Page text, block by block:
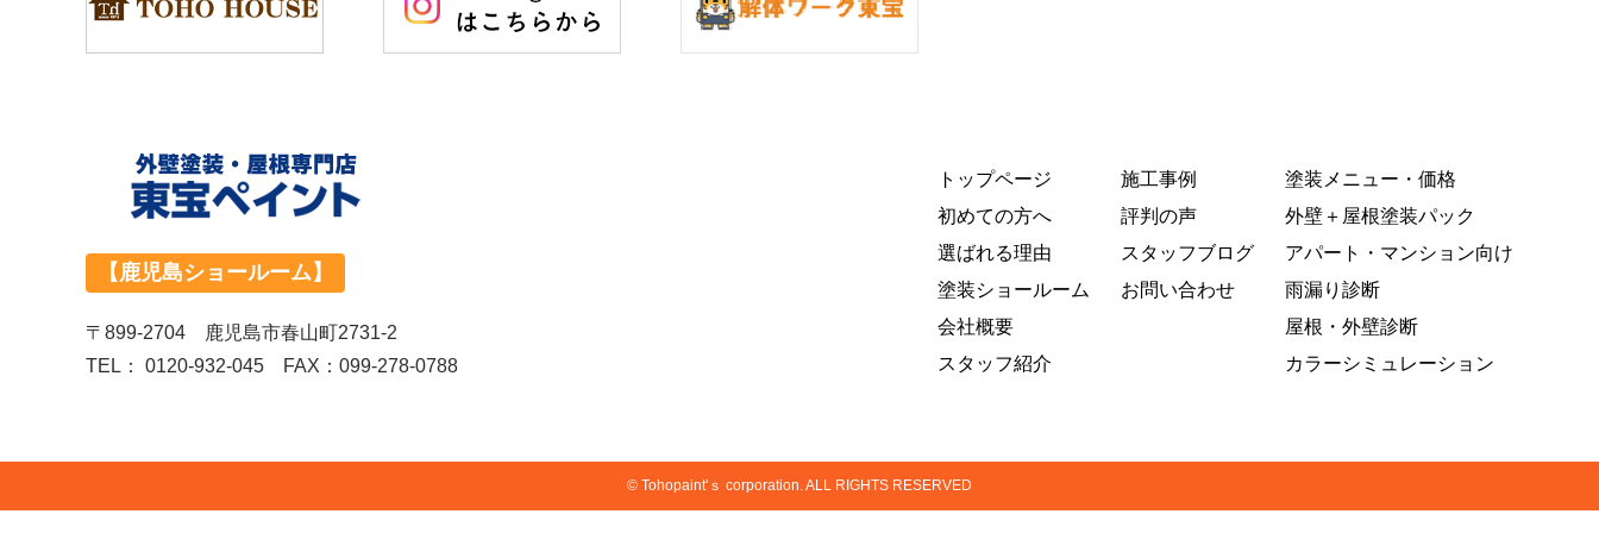
【鹿児島ショールーム】
〒899-2704 鹿児島市春山町2731-2
TEL： 0120-932-045 FAX：099-278-0788
トップページ
初めての方へ
選ばれる理由
塗装ショールーム
会社概要
スタッフ紹介
施工事例
評判の声
スタッフブログ
お問い合わせ
塗装メニュー・価格
外壁＋屋根塗装パック
アパート・マンション向け
雨漏り診断
屋根・外壁診断
カラーシミュレーション
© Tohopaint'ｓ corporation. ALL RIGHTS RESERVED